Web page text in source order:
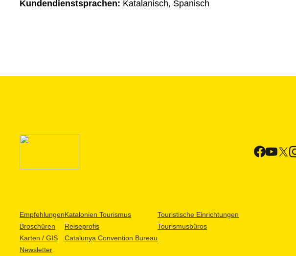
Kundendienstsprachen: Katalanisch, Spanisch
Empfehlungen
Broschüren
Karten / GIS
Newsletter
Katalonien Tourismus
Reiseprofis
Catalunya Convention Bureau
Touristische Einrichtungen
Tourismusbüros